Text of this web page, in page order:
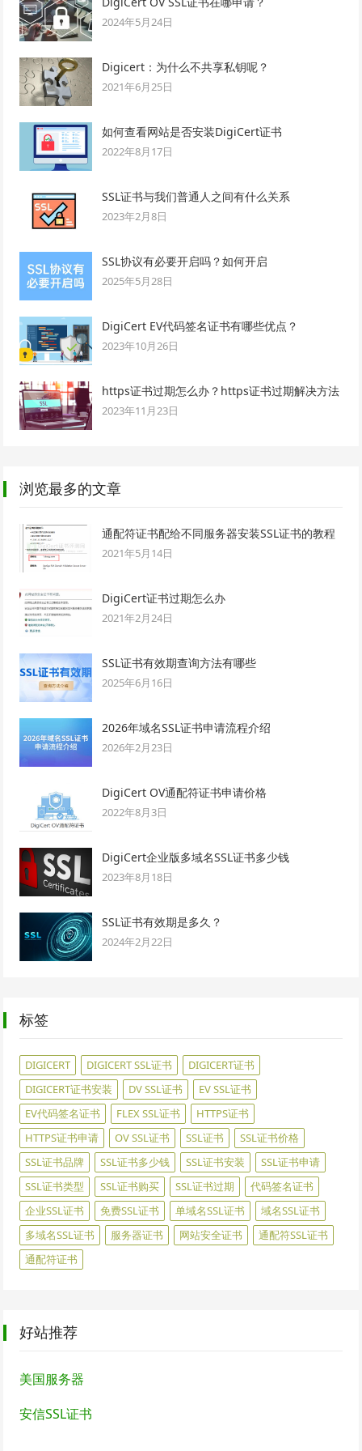
2024年5月24日
Digicert：为什么不共享私钥呢？
2021年6月25日
如何查看网站是否安装DigiCert证书
2022年8月17日
SSL证书与我们普通人之间有什么关系
2023年2月8日
SSL协议有必要开启吗？如何开启
2025年5月28日
DigiCert EV代码签名证书有哪些优点？
2023年10月26日
https证书过期怎么办？https证书过期解决方法
2023年11月23日
浏览最多的文章
通配符证书配给不同服务器安装SSL证书的教程
2021年5月14日
DigiCert证书过期怎么办
2021年2月24日
SSL证书有效期查询方法有哪些
2025年6月16日
2026年域名SSL证书申请流程介绍
2026年2月23日
DigiCert OV通配符证书申请价格
2022年8月3日
DigiCert企业版多域名SSL证书多少钱
2023年8月18日
SSL证书有效期是多久？
2024年2月22日
标签
DIGICERT DIGICERT SSL证书
DIGICERT证书
DIGICERT证书安装
DV SSL证书
EV SSL证书
EV代码签名证书
FLEX SSL证书
HTTPS证书
HTTPS证书申请
OV SSL证书 SSL证书
SSL证书价格
SSL证书品牌
SSL证书多少钱 SSL证书安装
SSL证书申请
SSL证书类型
SSL证书购买 SSL证书过期
代码签名证书
企业SSL证书
免费SSL证书 单域名SSL证书
域名SSL证书
多域名SSL证书
服务器证书 网站安全证书
通配符SSL证书
通配符证书
好站推荐
美国服务器
安信SSL证书